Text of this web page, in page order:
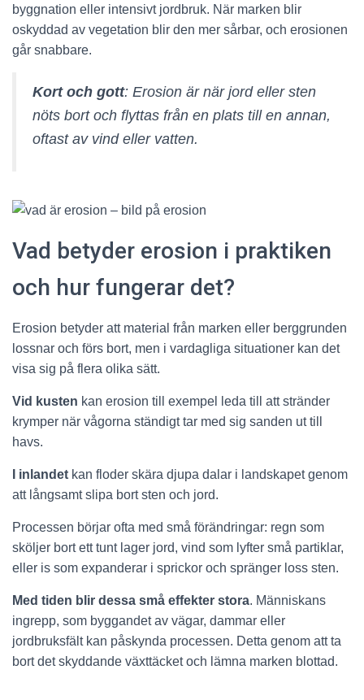
byggnation eller intensivt jordbruk. När marken blir
oskyddad av vegetation blir den mer sårbar, och erosionen
går snabbare.
Kort och gott: Erosion är när jord eller sten
nöts bort och flyttas från en plats till en annan,
oftast av vind eller vatten.
Vad betyder erosion i praktiken
och hur fungerar det?
Erosion betyder att material från marken eller berggrunden
lossnar och förs bort, men i vardagliga situationer kan det
visa sig på flera olika sätt.
Vid kusten kan erosion till exempel leda till att stränder
krymper när vågorna ständigt tar med sig sanden ut till
havs.
I inlandet kan floder skära djupa dalar i landskapet genom
att långsamt slipa bort sten och jord.
Processen börjar ofta med små förändringar: regn som
sköljer bort ett tunt lager jord, vind som lyfter små partiklar,
eller is som expanderar i sprickor och spränger loss sten.
Med tiden blir dessa små effekter stora. Människans
ingrepp, som byggandet av vägar, dammar eller
jordbruksfält kan påskynda processen. Detta genom att ta
bort det skyddande växttäcket och lämna marken blottad.